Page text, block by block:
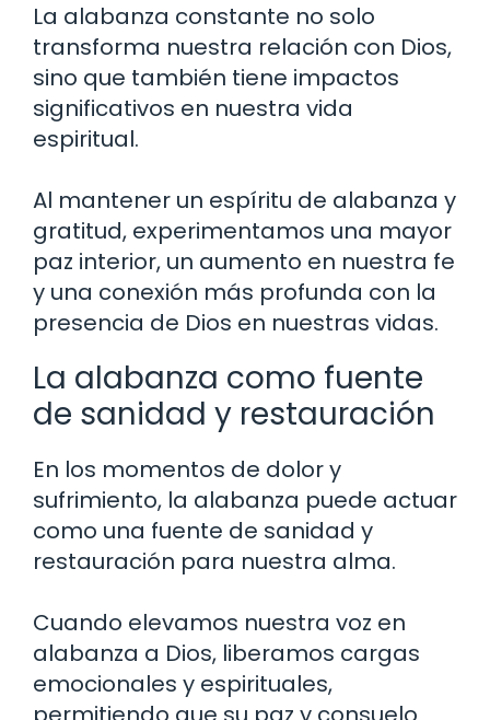
La alabanza constante no solo
transforma nuestra relación con Dios,
sino que también tiene impactos
significativos en nuestra vida
espiritual.
Al mantener un espíritu de alabanza y
gratitud, experimentamos una mayor
paz interior, un aumento en nuestra fe
y una conexión más profunda con la
presencia de Dios en nuestras vidas.
La alabanza como fuente
de sanidad y restauración
En los momentos de dolor y
sufrimiento, la alabanza puede actuar
como una fuente de sanidad y
restauración para nuestra alma.
Cuando elevamos nuestra voz en
alabanza a Dios, liberamos cargas
emocionales y espirituales,